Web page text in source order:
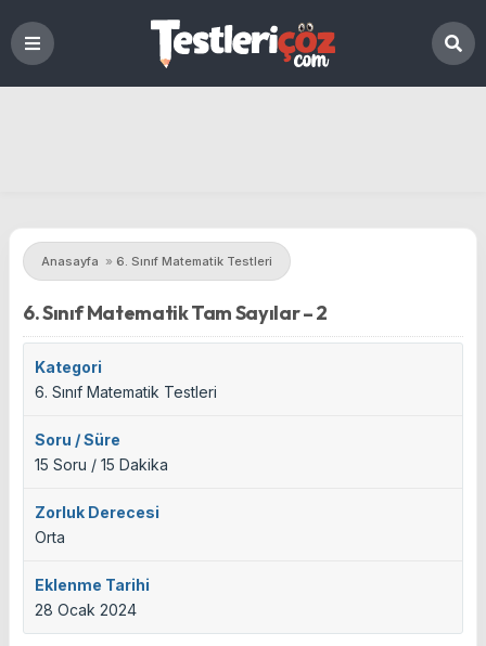
Anasayfa » 6. Sınıf Matematik Testleri
6. Sınıf Matematik Tam Sayılar – 2
Kategori
6. Sınıf Matematik Testleri
Soru / Süre
15 Soru / 15 Dakika
Zorluk Derecesi
Orta
Eklenme Tarihi
28 Ocak 2024